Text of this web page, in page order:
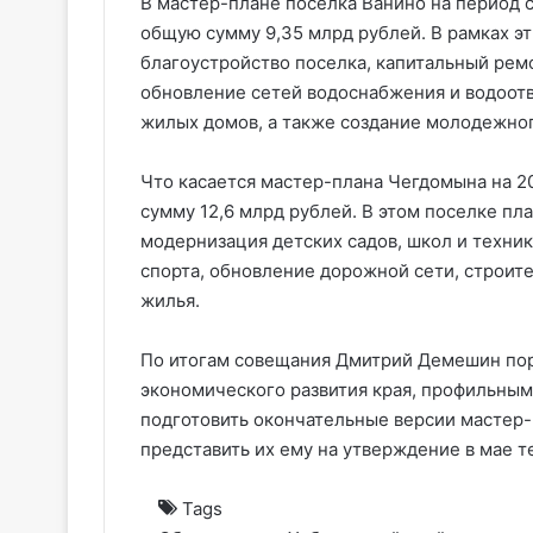
общую сумму 9,35 млрд рублей. В рамках
благоустройство поселка, капитальный
обновление сетей водоснабжения и
жилых домов, а также создание
Что касается мастер-плана Чегдомына на
сумму 12,6 млрд рублей. В этом поселке
модернизация детских садов, школ и
спорта, обновление дорожной сети,
жилья.
По итогам совещания Дмитрий Демешин
экономического развития края,
подготовить окончательные версии
представить их ему на утверждение в мае
Tags